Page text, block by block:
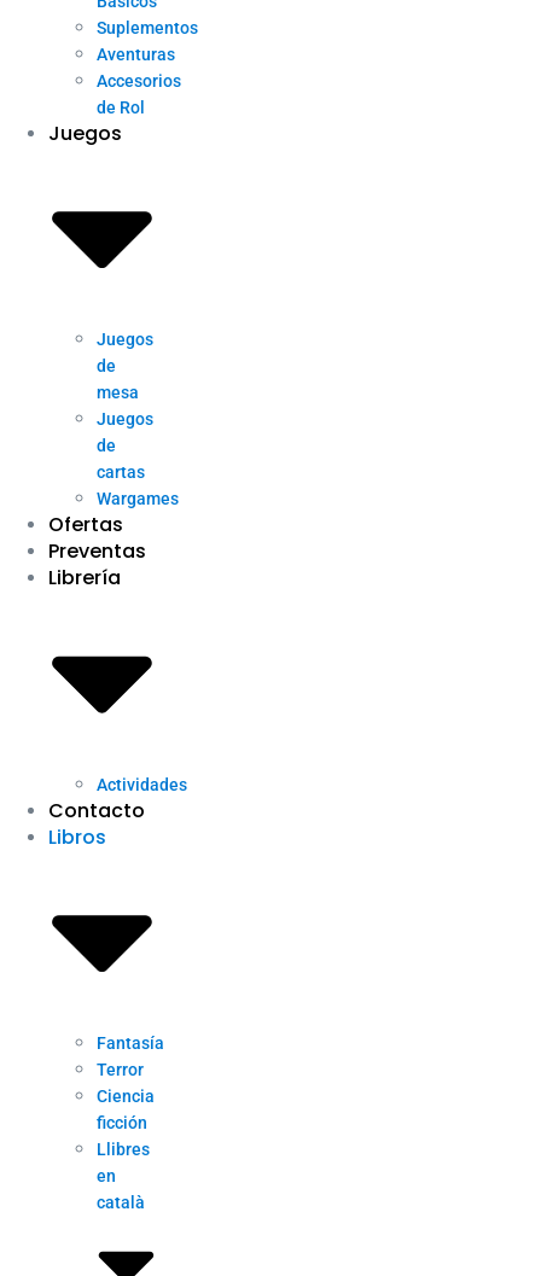
Suplementos
Aventuras
Accesorios
de Rol
Juegos
Juegos
de
mesa
Juegos
de
cartas
Wargames
Ofertas
Preventas
Librería
Actividades
Contacto
Libros
Fantasía
Terror
Ciencia
ficción
Llibres
en
català